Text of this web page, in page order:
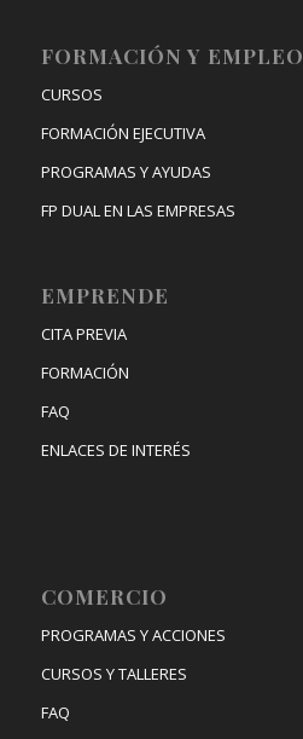
FORMACIÓN Y EMPLEO
CURSOS
FORMACIÓN EJECUTIVA
PROGRAMAS Y AYUDAS
FP DUAL EN LAS EMPRESAS
EMPRENDE
CITA PREVIA
FORMACIÓN
FAQ
ENLACES DE INTERÉS
COMERCIO
PROGRAMAS Y ACCIONES
CURSOS Y TALLERES
FAQ